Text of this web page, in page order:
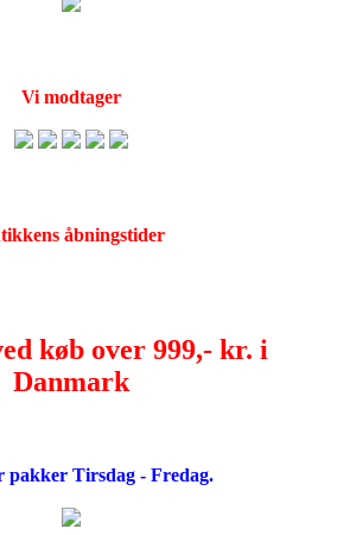
Vi modtager
åbningstider
køb over 999,- kr. i
Danmark
pakker Tirsdag - Fredag.